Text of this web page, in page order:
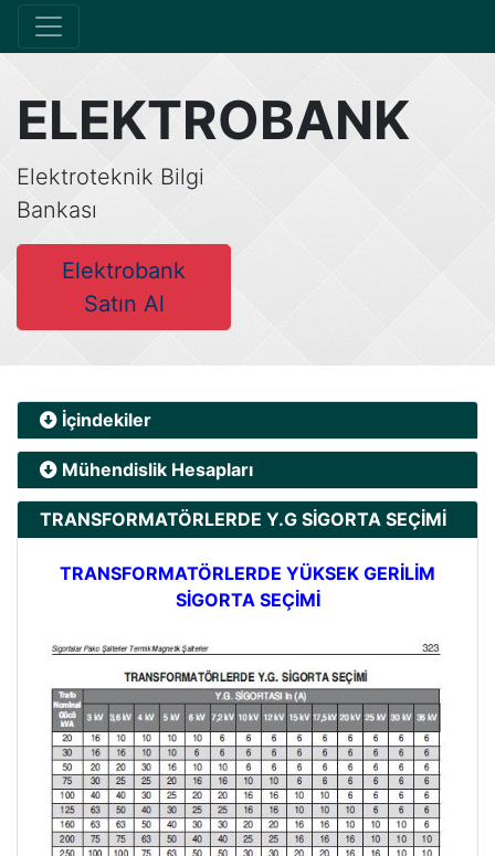
ELEKTROBANK
Elektroteknik Bilgi
Bankası
Elektrobank
Satın Al
İçindekiler
Mühendislik Hesapları
TRANSFORMATÖRLERDE Y.G SİGORTA SEÇİMİ
TRANSFORMATÖRLERDE YÜKSEK GERİLİM
SİGORTA SEÇİMİ